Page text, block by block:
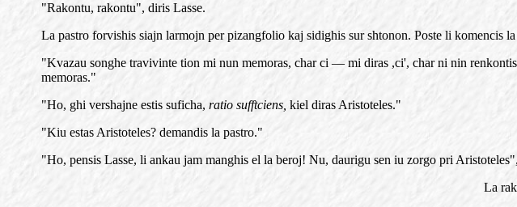
"Rakontu, rakontu", diris Lasse.
La pastro forvishis siajn larmojn per pizangfolio kaj sidighis sur shtonon. Poste li komencis
"Kvazau songhe travivinte tion mi nun memoras, char ci — mi diras ,ci', char ni nin
memoras."
"Ho, ghi vershajne estis suficha, ratio sufftciens, kiel diras Aristoteles."
"Kiu estas Aristoteles? demandis la pastro."
"Ho, pensis Lasse, li ankau jam manghis el la beroj! Nu, daurigu sen iu zorgo pri
La